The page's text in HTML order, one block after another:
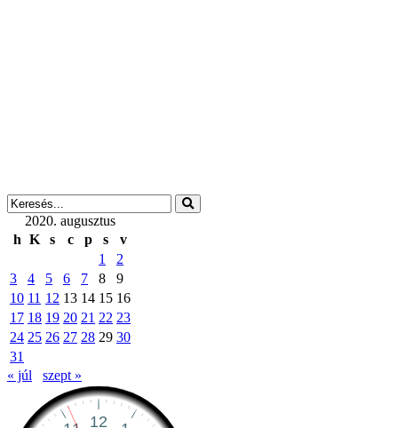
2020. augusztus
h K s c p s
v
1
2
3
4 5 6 7 8
9
10 11 12 13 14 15 16
17 18 19 20 21 22 23
24 25 26 27 28 29 30
31
« júl
szept »